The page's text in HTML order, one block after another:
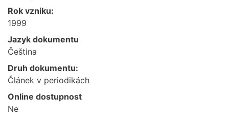
Rok vzniku:
1999
Jazyk dokumentu
Čeština
Druh dokumentu:
Článek v periodikách
Online dostupnost
Ne